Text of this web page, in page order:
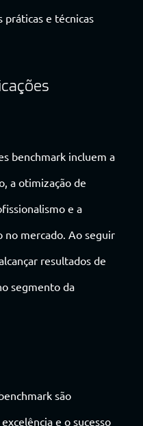
e técnicas
benchmark incluem a
a otimização de
e a
no mercado. Ao seguir
resultados de
segmento da
são
e o sucesso